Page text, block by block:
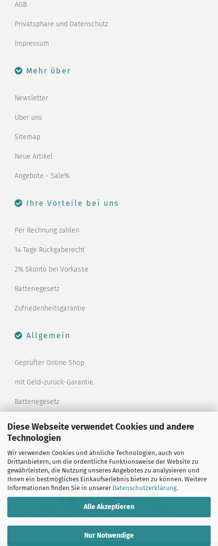
Diese Webseite verwendet Cookies und andere
Technologien
Wir verwenden Cookies und ähnliche Technologien, auch von
Drittanbietern, um die ordentliche Funktionsweise der Website zu
gewährleisten, die Nutzung unseres Angebotes zu analysieren und
Ihnen ein bestmögliches Einkaufserlebnis bieten zu können. Weitere
Informationen finden Sie in unserer Datenschutzerklärung.
Alle Akzeptieren
Nur Notwendige
AGB
Privatsphäre und Datenschutz
Impressum
Mehr über
Newsletter
Über uns
Sitemap
Neue Artikel
Angebote - Sale%
Ihre Vorteile bei uns
Per Rechnung zahlen
14 Tage Rückgaberecht
2% Skonto bei Vorkasse
Batteriegesetz
Zufriedenheitsgarantie
Allgemein
Geprüfter Online Shop
mit Geld-zurück-Garantie.
Batteriegesetz
Merkzettel
Kontaktformular
Alle Preise verstehen sich inklusive der gesetzlichen
gekennzeichnet.